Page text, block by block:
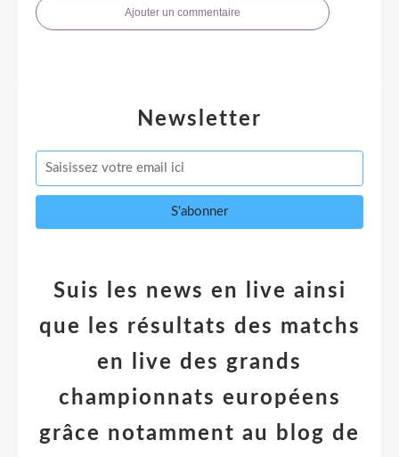
Ajouter un commentaire
Newsletter
Suis les news en live ainsi
que les résultats des matchs
en live des grands
championnats européens
grâce notamment au blog de